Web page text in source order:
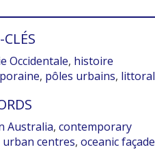
Occidentale, histoire
, pôles urbains, littoral
Australia,contemporary
urban centres,oceanic façade